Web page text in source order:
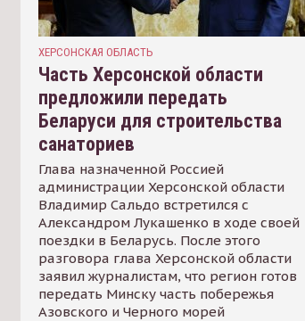
ХЕРСОНСКАЯ ОБЛАСТЬ
Часть Херсонской области
предложили передать
Беларуси для строительства
санаториев
Глава назначенной Россией
администрации Херсонской области
Владимир Сальдо встретился с
Александром Лукашенко в ходе своей
поездки в Беларусь. После этого
разговора глава Херсонской области
заявил журналистам, что регион готов
передать Минску часть побережья
Азовского и Черного морей